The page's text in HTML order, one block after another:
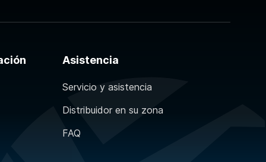
Asistencia
Servicio y asistencia
Distribuidor en su zona
FAQ